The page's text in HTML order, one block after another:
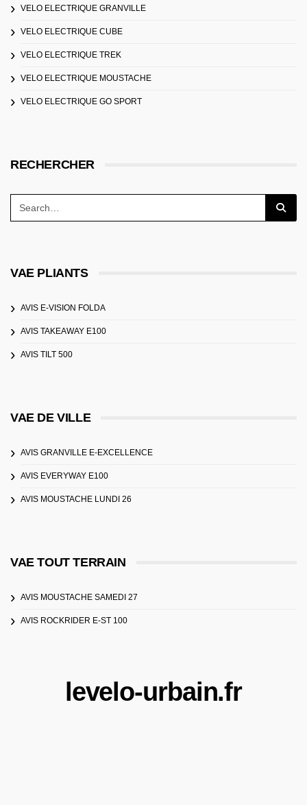
VELO ELECTRIQUE GRANVILLE
VELO ELECTRIQUE CUBE
VELO ELECTRIQUE TREK
VELO ELECTRIQUE MOUSTACHE
VELO ELECTRIQUE GO SPORT
RECHERCHER
VAE PLIANTS
AVIS E-VISION FOLDA
AVIS TAKEAWAY E100
AVIS TILT 500
VAE DE VILLE
AVIS GRANVILLE E-EXCELLENCE
AVIS EVERYWAY E100
AVIS MOUSTACHE LUNDI 26
VAE TOUT TERRAIN
AVIS MOUSTACHE SAMEDI 27
AVIS ROCKRIDER E-ST 100
levelo-urbain.fr